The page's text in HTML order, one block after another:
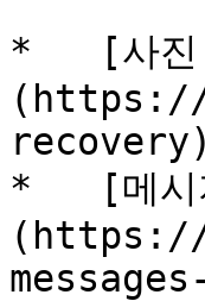
*   [사진
(https://
recovery)
*   [메시
(https://